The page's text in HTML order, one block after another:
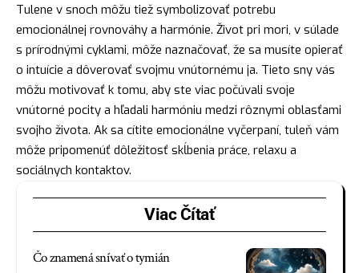
Tulene v snoch môžu tiež symbolizovať potrebu
emocionálnej rovnováhy a harmónie. Život pri mori, v súlade
s prírodnými cyklami, môže naznačovať, že sa musíte opierať
o intuície a dôverovať svojmu vnútornému ja. Tieto sny vás
môžu motivovať k tomu, aby ste viac počúvali svoje
vnútorné pocity a hľadali harmóniu medzi rôznymi oblasťami
svojho života. Ak sa cítite emocionálne vyčerpaní, tuleň vám
môže pripomenúť dôležitosť skĺbenia práce, relaxu a
sociálnych kontaktov.
Viac Čítať
Čo znamená snívať o tymián